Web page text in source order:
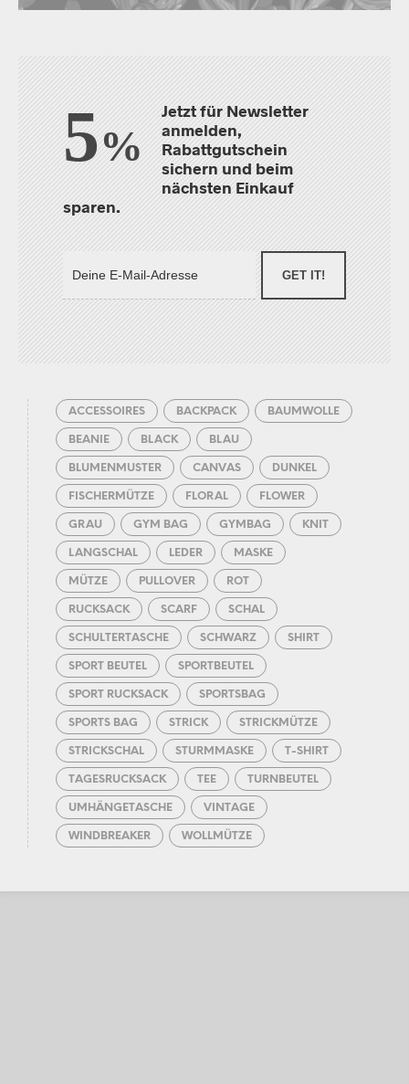
5%
Jetzt für Newsletter
anmelden,
Rabattgutschein
sichern und beim
nächsten Einkauf
sparen.
GET IT!
ACCESSOIRES BACKPACK BAUMWOLLE
BEANIE BLACK BLAU
BLUMENMUSTER CANVAS DUNKEL
FISCHERMÜTZE FLORAL FLOWER
GRAU GYM BAG GYMBAG KNIT
LANGSCHAL LEDER MASKE
MÜTZE PULLOVER ROT
RUCKSACK SCARF SCHAL
SCHULTERTASCHE SCHWARZ SHIRT
SPORT BEUTEL SPORTBEUTEL
SPORT RUCKSACK SPORTSBAG
SPORTS BAG STRICK STRICKMÜTZE
STRICKSCHAL STURMMASKE T-SHIRT
TAGESRUCKSACK TEE TURNBEUTEL
UMHÄNGETASCHE VINTAGE
WINDBREAKER WOLLMÜTZE